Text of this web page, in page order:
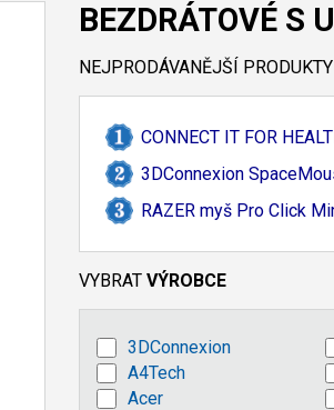
BEZDRÁTOVÉ S
NEJPRODÁVANĚJŠÍ
CONNECT IT FOR
3DConnexion
RAZER myš Pro Click
VYBRAT VÝROBCE
3DConnexion
A4Tech
Acer